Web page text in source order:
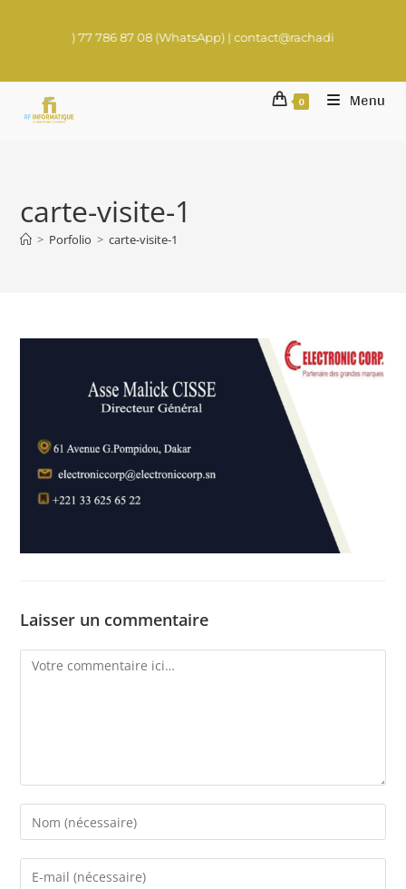
au (+221) 77 786 87 08 (WhatsApp) | contact@rachadifils.com
0 Menu
carte-visite-1
> Porfolio > carte-visite-1
Laisser un commentaire